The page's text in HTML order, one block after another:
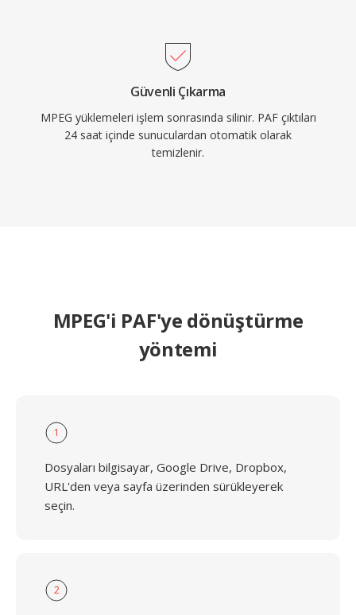
Güvenli Çıkarma
MPEG yüklemeleri işlem sonrasında silinir. PAF çıktıları
24 saat içinde sunuculardan otomatik olarak
temizlenir.
MPEG'i PAF'ye dönüştürme
yöntemi
1
Dosyaları bilgisayar, Google Drive, Dropbox,
URL'den veya sayfa üzerinden sürükleyerek
seçin.
2